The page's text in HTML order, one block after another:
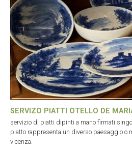
SERVIZO PIATTI OTELLO DE
servizio di piatti dipinti a mano firmati
piatto rappresenta un diverso paesaggio o
vicenza.